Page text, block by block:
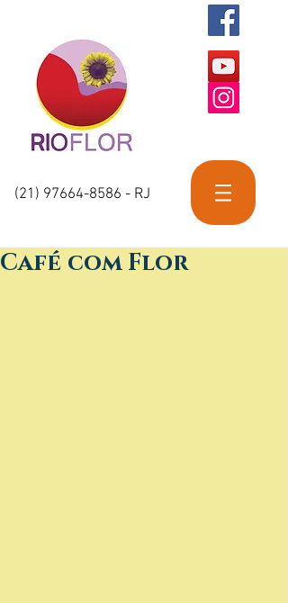
(21) 97664-8586 - RJ
Café com Flor